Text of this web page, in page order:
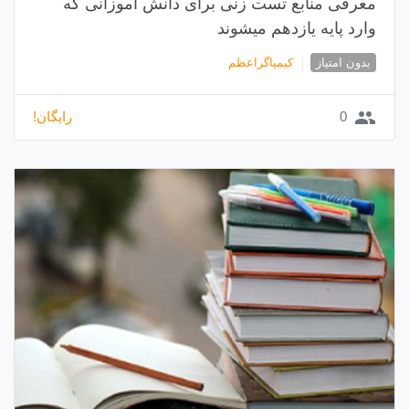
وارد پایه یازدهم میشوند
بدون امتیاز کیمیاگراعظم
group
0 رایگان!